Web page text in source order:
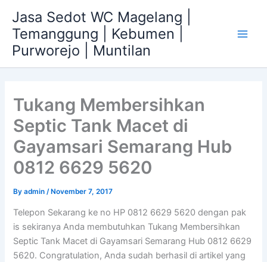
content
Jasa Sedot WC Magelang |
Temanggung | Kebumen |
Purworejo | Muntilan
Tukang Membersihkan
Septic Tank Macet di
Gayamsari Semarang Hub
0812 6629 5620
Byadmin/ November 7, 2017
Telepon Sekarang ke no HP 0812 6629 5620 dengan pak
is sekiranya Anda membutuhkan Tukang Membersihkan
Septic Tank Macet di Gayamsari Semarang Hub 0812 6629
5620. Congratulation, Anda sudah berhasil di artikel yang